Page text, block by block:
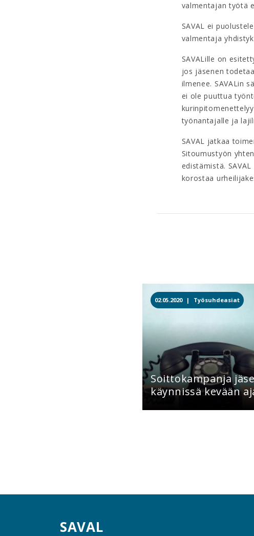
valmentajan työtä
SAVAL ei
valmentaja
SAVALille on
jos jäsenen
ilmenee. SAVALin
ei ole puuttua
työnantajalle ja
SAVAL jatkaa
Sitoumustyön
edistämistä.
korostaa
02.05.2020 | Työsuhdeasiat
Soittokampanja
käynnissä kevään
SAVAL